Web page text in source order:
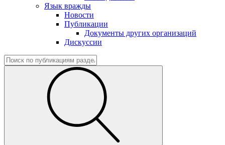
Язык вражды
Новости
Публикации
Документы других организаций
Дискуссии